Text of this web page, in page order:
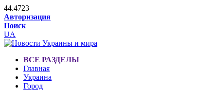
44.4723
Авторизация
Поиск
UA
ВСЕ РАЗДЕЛЫ
Главная
Украина
Город